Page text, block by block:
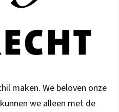
maken. We beloven onze
we alleen met de